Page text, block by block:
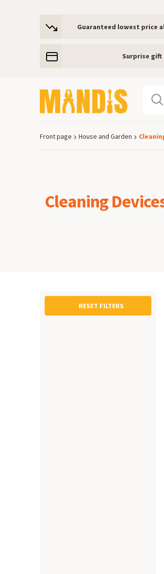
Guaranteed lowest price
Surprise gift
Front page House and Garden
Cleaning
RESET FILTERS